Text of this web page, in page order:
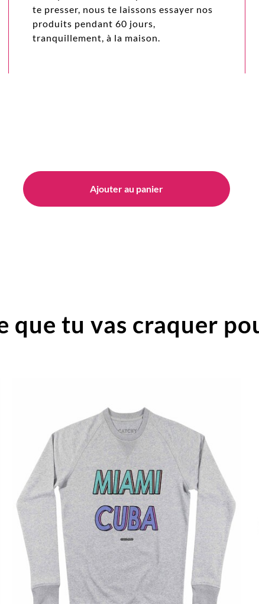
te presser, nous te laissons essayer nos
produits pendant 60 jours,
tranquillement, à la maison.
Ajouter au panier
que tu vas craquer